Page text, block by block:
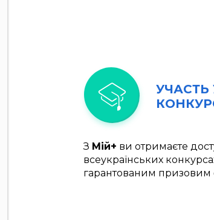
УЧАСТЬ
З Мій+ ви отримаєте
всеукраїнських
гарантованим